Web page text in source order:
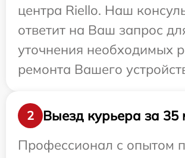
центра Riello. Наш
ответит на Ваш запрос
уточнения необходимых
ремонта Вашего
2
Выезд курьера за 35
Профессионал с опытом